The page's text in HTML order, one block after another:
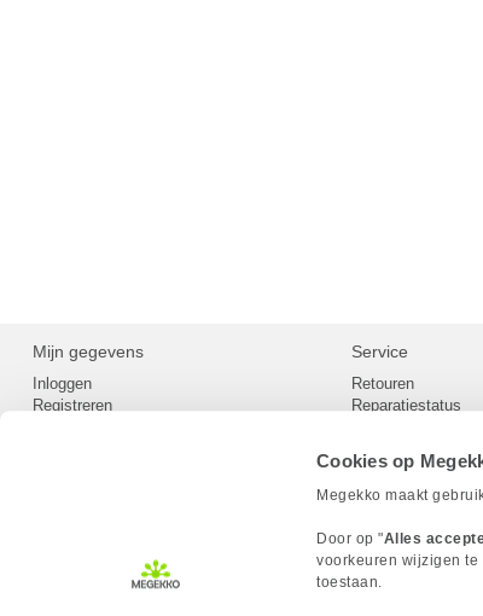
Cookies op
Megekko maakt
Door op "Alles
voorkeuren wijzigen
toestaan.
Mijn gegevens
Inloggen
Registreren
Service
Retouren
Reparatiestatus
Herroepingsrecht
Betaalmethoden
Megekko builds
Toegankelijkheid